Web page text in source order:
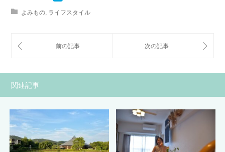
よみもの, ライフスタイル
関連記事